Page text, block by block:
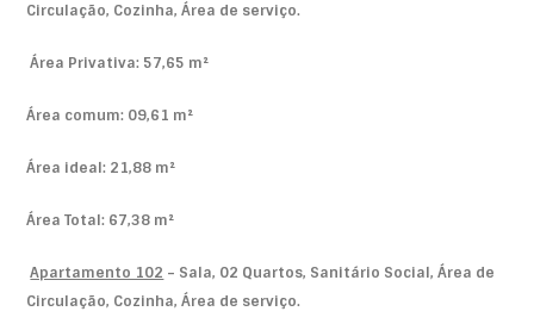
Circulação, Cozinha, Área de serviço.
Área Privativa: 57,65 m²
Área comum: 09,61 m²
Área ideal: 21,88 m²
Área Total: 67,38 m²
Apartamento 102 – Sala, 02 Quartos, Sanitário Social, Área de
Circulação, Cozinha, Área de serviço.